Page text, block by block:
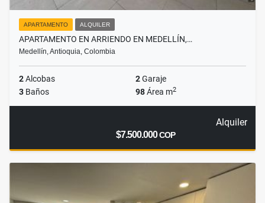
APARTAMENTO ALQUILER
APARTAMENTO EN ARRIENDO EN MEDELLÍN,…
Medellín, Antioquia, Colombia
2Alcobas 2Garaje
3 Baños 98Área m2
Alquiler
$7.500.000COP